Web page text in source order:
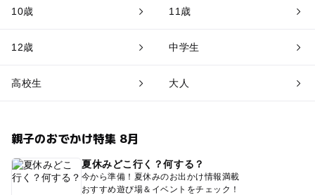
10歳 11歳
12歳 中学生
高校生 大人
親子のおでかけ特集 8月
夏休みどこ行く？何する？
今から準備！夏休みのお出かけ情報満載
おすすめ遊び場＆イベントをチェック！